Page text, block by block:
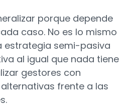
porque depende
caso. No es lo mismo
estrategia semi-pasiva
al igual que nada tiene
gestores con
frente a las